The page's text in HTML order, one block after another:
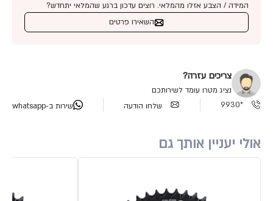
המידה / הצבע אזלו מהמלאי. רוצים עדכון ברגע שהמלאי יתחדש?
השאירו פרטים
צריכים עזרה?
נציג מטרו עומד לשירותכם
*9930
שלחו הודעה שירות ב-whatsapp
אולי יעניין אותך גם